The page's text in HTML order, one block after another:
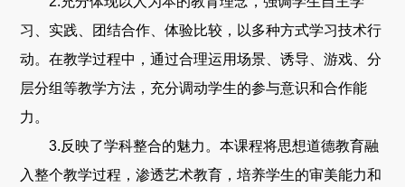
习、实践、团结合作、体验比较，以多种方式学习技术行
动。在教学过程中，通过合理运用场景、诱导、游戏、分
层分组等教学方法，充分调动学生的参与意识和合作能
力。
3.反映了学科整合的魅力。本课程将思想道德教育融
入整个教学过程，渗透艺术教育，培养学生的审美能力和